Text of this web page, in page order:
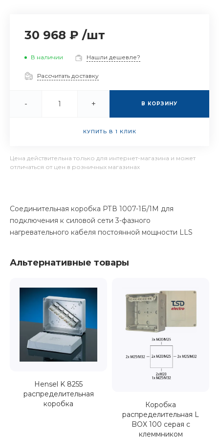
30 968 ₽ /шт
В наличии Нашли дешевле?
Рассчитать доставку
- + В КОРЗИНУ
КУПИТЬ В 1 КЛИК
Цена действительна только для интернет-магазина и может
отличаться от цен в розничных магазинах
Соединительная коробка РТВ 1007-1Б/1М для
подключения к силовой сети 3-фазного
нагревательного кабеля постоянной мощности LLS
Альтернативные товары
Hensel K 8255
распределительная
коробка
Коробка
распределительная L
BOX 100 серая с
клеммником